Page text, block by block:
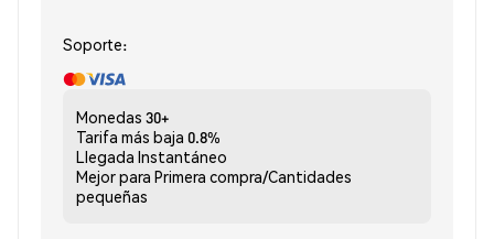
Soporte:
Monedas 30+
Tarifa más baja 0.8%
Llegada Instantáneo
Mejor para Primera compra/Cantidades
pequeñas